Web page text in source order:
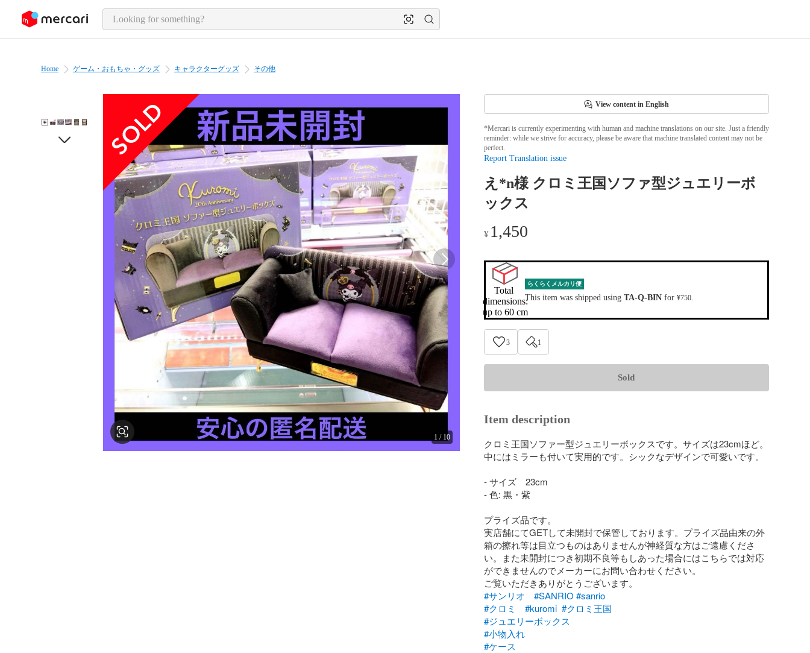
page content
Home ゲーム・おもちゃ・グッズ キャラクターグッズ その他
1/ 10
View content in English
*Mercari is currently experimenting with human and machine translations on our site. Just a friendly
reminder: while we strive for accuracy, please be aware that machine translated content may not be
perfect.
Report Translation issue
え*n様 クロミ王国ソファ型ジュエリーボ
ックス
¥ 1,450
Total
dimensions:
up to 60 cm
らくらくメルカリ便
This item was shipped using TA-Q-BINfor ¥750.
3 1
Sold
Item description
クロミ王国ソファー型ジュエリーボックスです。サイズは23cmほど。
中にはミラーも付いて実用的です。シックなデザインで可愛いです。
- サイズ　23cm
- 色: 黒・紫
プライズ品です。
実店舗にてGETして未開封で保管しております。プライズ品由来の外
箱の擦れ等は目立つものはありませんが神経質な方はご遠慮くださ
い。また未開封につき初期不良等もしあった場合にはこちらでは対応
ができませんのでメーカーにお問い合わせください。
#サンリオ
#SANRIO #sanrio
#クロミ
#kuromi #クロミ王国
#ジュエリーボックス
#小物入れ
#ケース